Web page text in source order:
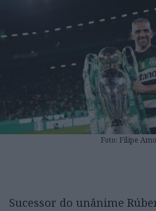
Foto: Filipe
Sucessor do unânime